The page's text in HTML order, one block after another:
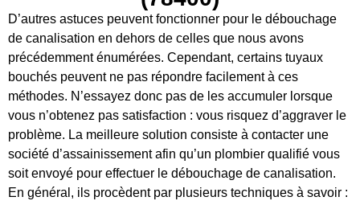
D’autres astuces peuvent fonctionner pour le débouchage
de canalisation en dehors de celles que nous avons
précédemment énumérées. Cependant, certains tuyaux
bouchés peuvent ne pas répondre facilement à ces
méthodes. N’essayez donc pas de les accumuler lorsque
vous n’obtenez pas satisfaction : vous risquez d’aggraver le
problème. La meilleure solution consiste à contacter une
société d’assainissement afin qu’un plombier qualifié vous
soit envoyé pour effectuer le débouchage de canalisation.
En général, ils procèdent par plusieurs techniques à savoir :